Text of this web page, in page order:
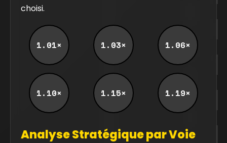
choisi.
1.01× 1.03× 1.06×
1.10× 1.15× 1.19×
Analyse Stratégique par Voie